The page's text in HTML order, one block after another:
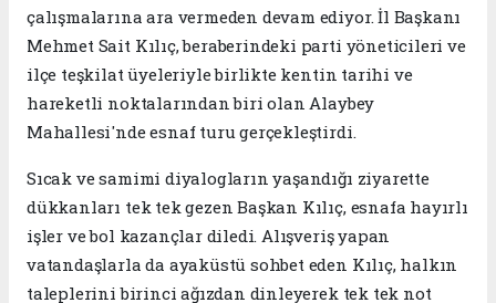
çalışmalarına ara vermeden devam ediyor. İl Başkanı
Mehmet Sait Kılıç, beraberindeki parti yöneticileri ve
ilçe teşkilat üyeleriyle birlikte kentin tarihi ve
hareketli noktalarından biri olan Alaybey
Mahallesi'nde esnaf turu gerçekleştirdi.
Sıcak ve samimi diyalogların yaşandığı ziyarette
dükkanları tek tek gezen Başkan Kılıç, esnafa hayırlı
işler ve bol kazançlar diledi. Alışveriş yapan
vatandaşlarla da ayaküstü sohbet eden Kılıç, halkın
taleplerini birinci ağızdan dinleyerek tek tek not